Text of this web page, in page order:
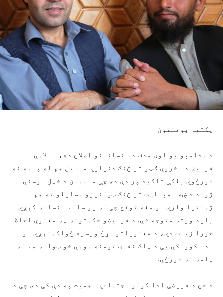
پکتيا پوهنتون
د مذاهبو يو لوی هدف د انسانانو اصلاح ده، اسلامي
فرايض د اخروي ګټو تر څنګ دنيايي مسايل هم له پامه نه
غورځوي بلکې تاکيد پر دې دی چې مسلمان د خپل اوسني
ژوند د ښه سمبالښت تر څنګ ټولنيزو مسايلو ته هم
ژمنتيا ولري او هغه توقع چې له يو سالم انسانه کېږي
بايد ورته متوجه شي. د فرايضو حکمتونه په معنوي لحاظ
خورا زيات دي، د معنوياتو اړخ ورسره ځواکمنېږي او
ادا کوونکي يې د پاک نفسۍ تومنه مومي خو ټولنه هم له
پامه نه غورځي.
د حج د فريضې ادا کولو اجتماعي اهميت په دې کې دی چې د